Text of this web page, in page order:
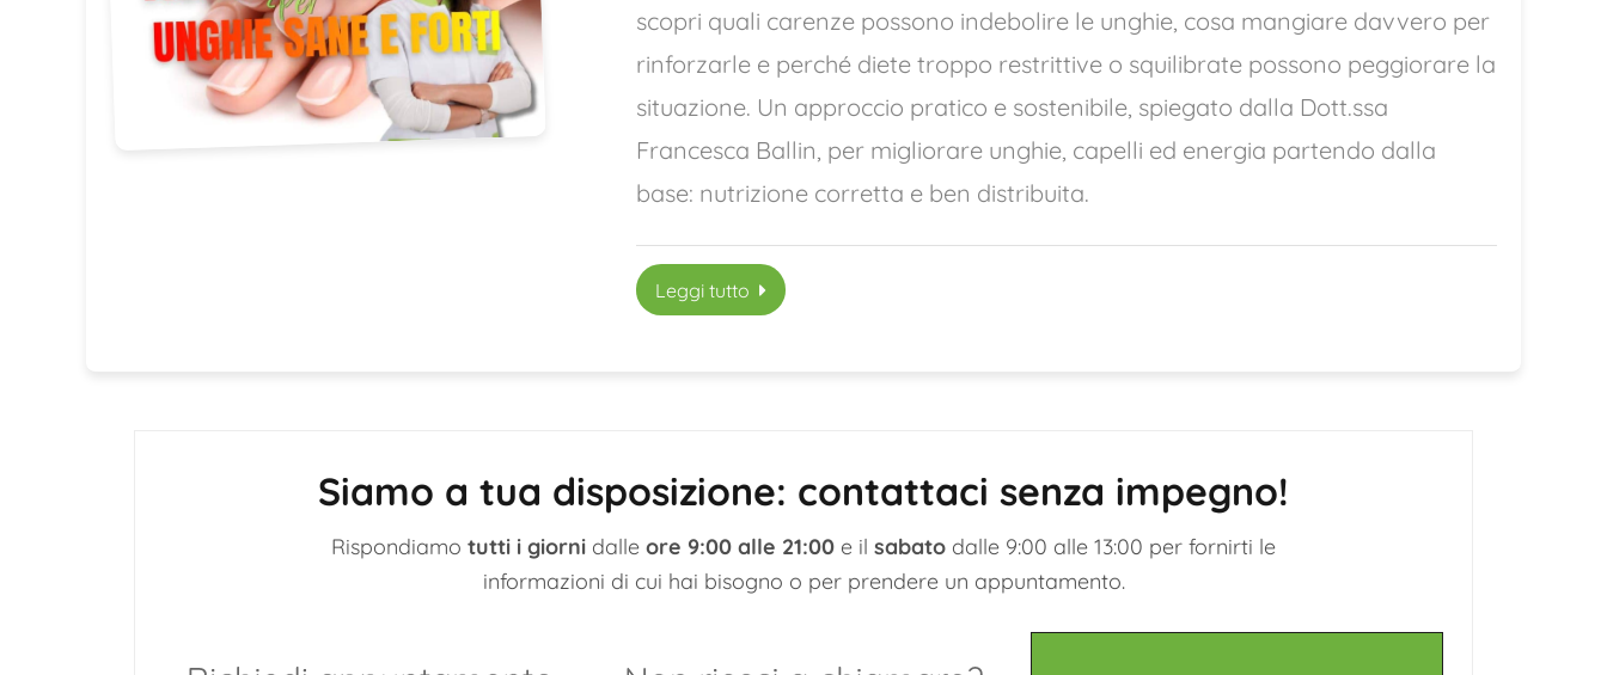
scopri quali carenze possono indebolire le unghie, cosa mangiare davvero per
rinforzarle e perché diete troppo restrittive o squilibrate possono peggiorare la
situazione. Un approccio pratico e sostenibile, spiegato dalla Dott.ssa
Francesca Ballin, per migliorare unghie, capelli ed energia partendo dalla
base: nutrizione corretta e ben distribuita.
Leggi tutto
Siamo a tua disposizione: contattaci senza impegno!
Rispondiamo tutti i giorni dalle ore 9:00 alle 21:00 e il sabato dalle 9:00 alle 13:00 per fornirti le
informazioni di cui hai bisogno o per prendere un appuntamento.